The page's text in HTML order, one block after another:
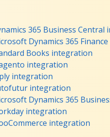
365 Business Central
Dynamics 365
Books integration
integration
integration
integration
Dynamics 365
integration
integration